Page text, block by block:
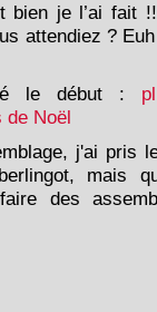
bien je l’ai fait
attendiez ?
le début :
de Noël
j'ai pris
mais
des